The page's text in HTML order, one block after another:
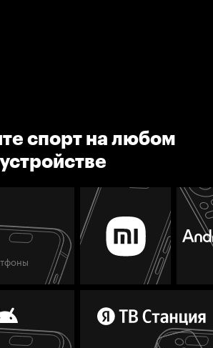
спорт на любом
устройстве